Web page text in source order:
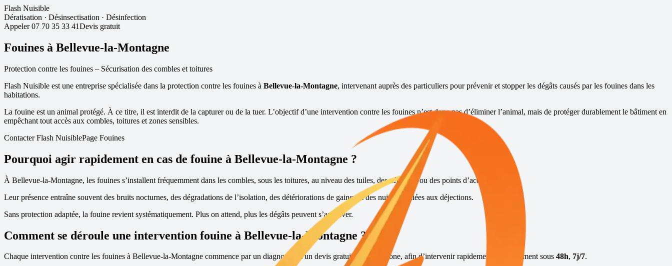
Flash Nuisible
Dératisation · Désinsectisation · Désinfection
Appeler 07 70 35 33 41Devis gratuit
Fouines à Bellevue-la-Montagne
Protection contre les fouines – Sécurisation des combles et toitures
Flash Nuisible est une entreprise spécialisée dans la protection contre les fouines à Bellevue-la-Montagne, intervenant auprès des particuliers pour prévenir et stopper les dégâts causés par les fouines dans les
habitations.
La fouine est un animal protégé. À ce titre, il est interdit de la capturer ou de la tuer. L’objectif d’une intervention contre les fouines n’est donc pas d’éliminer l’animal, mais de protéger durablement le bâtiment en
empêchant tout accès aux combles, toitures et zones sensibles.
Contacter Flash NuisiblePage Fouines
Pourquoi agir rapidement en cas de fouine à Bellevue-la-Montagne ?
À Bellevue-la-Montagne, les fouines s’installent fréquemment dans les combles, sous les toitures, au niveau des tuiles, des aérations ou des points d’accès du bâti.
Leur présence entraîne souvent des bruits nocturnes, des dégradations de l’isolation, des détériorations de gaines et des nuisances liées aux déjections.
Sans protection adaptée, la fouine revient systématiquement. Plus on attend, plus les dégâts peuvent s’aggraver.
Comment se déroule une intervention fouine à Bellevue-la-Montagne ?
Chaque intervention contre les fouines à Bellevue-la-Montagne commence par un diagnostic et un devis gratuits par téléphone, afin d’intervenir rapidement, généralement sous 48h, 7j/7.